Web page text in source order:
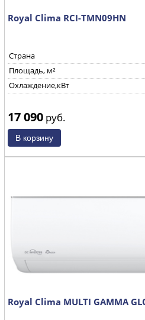
Royal Clima RCI-TMN09HN
Страна
Площадь, м²
Охлаждение,кВт
17 090 руб.
Royal Clima MULTI GAMMA